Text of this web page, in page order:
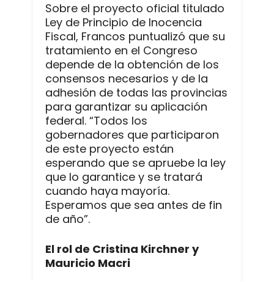
Sobre el proyecto oficial titulado
Ley de Principio de Inocencia
Fiscal, Francos puntualizó que su
tratamiento en el Congreso
depende de la obtención de los
consensos necesarios y de la
adhesión de todas las provincias
para garantizar su aplicación
federal. “Todos los
gobernadores que participaron
de este proyecto están
esperando que se apruebe la ley
que lo garantice y se tratará
cuando haya mayoría.
Esperamos que sea antes de fin
de año”.
El rol de Cristina Kirchner y
Mauricio Macri